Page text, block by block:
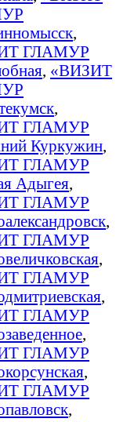
,
ГЛАМУР
, «ВИЗИТ
,
ГЛАМУР
Куркужин,
ГЛАМУР
Адыгея,
ГЛАМУР
,
ГЛАМУР
,
ГЛАМУР
,
ГЛАМУР
,
ГЛАМУР
,
ГЛАМУР
,